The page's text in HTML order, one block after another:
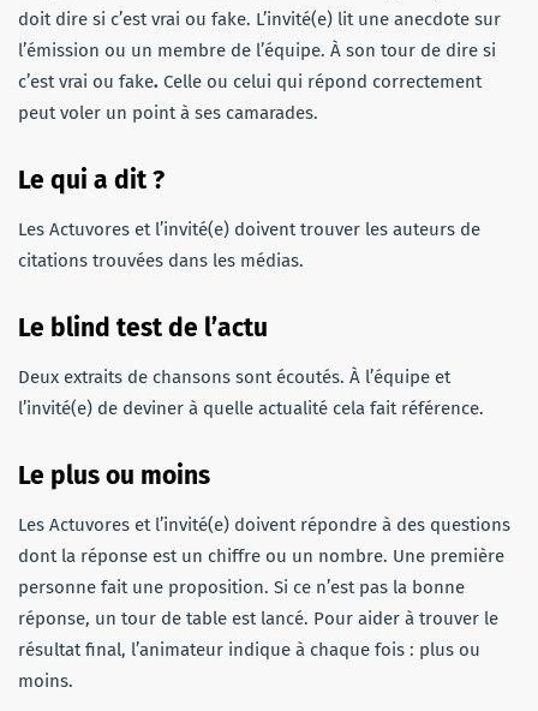
doit dire si c’est vrai ou fake. L’invité(e) lit une anecdote sur
l’émission ou un membre de l’équipe. À son tour de dire si
c’est vrai ou fake. Celle ou celui qui répond correctement
peut voler un point à ses camarades.
Le qui a dit ?
Les Actuvores et l’invité(e) doivent trouver les auteurs de
citations trouvées dans les médias.
Le blind test de l’actu
Deux extraits de chansons sont écoutés. À l’équipe et
l’invité(e) de deviner à quelle actualité cela fait référence.
Le plus ou moins
Les Actuvores et l’invité(e) doivent répondre à des questions
dont la réponse est un chiffre ou un nombre. Une première
personne fait une proposition. Si ce n’est pas la bonne
réponse, un tour de table est lancé. Pour aider à trouver le
résultat final, l’animateur indique à chaque fois : plus ou
moins.